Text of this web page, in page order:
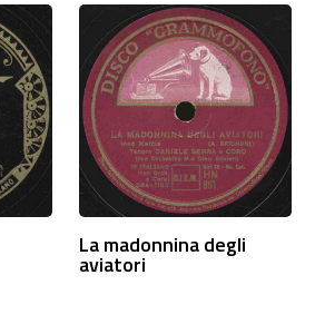
La madonnina degli
aviatori